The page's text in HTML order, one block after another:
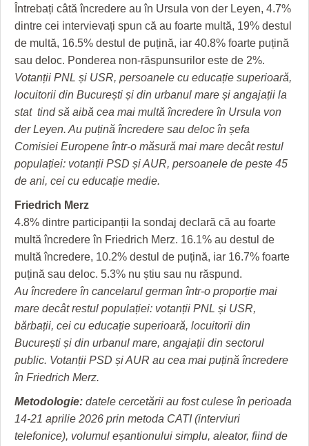
Întrebați câtă încredere au în Ursula von der Leyen, 4.7%
dintre cei intervievați spun că au foarte multă, 19% destul
de multă, 16.5% destul de puțină, iar 40.8% foarte puțină
sau deloc. Ponderea non-răspunsurilor este de 2%.
Votanții PNL și USR, persoanele cu educație superioară,
locuitorii din București și din urbanul mare și angajații la
stat tind să aibă cea mai multă încredere în Ursula von
der Leyen. Au puțină încredere sau deloc în șefa
Comisiei Europene într-o măsură mai mare decât restul
populației: votanții PSD și AUR, persoanele de peste 45
de ani, cei cu educație medie.
Friedrich Merz
4.8% dintre participanții la sondaj declară că au foarte
multă încredere în Friedrich Merz. 16.1% au destul de
multă încredere, 10.2% destul de puțină, iar 16.7% foarte
puțină sau deloc. 5.3% nu știu sau nu răspund.
Au încredere în cancelarul german într-o proporție mai
mare decât restul populației: votanții PNL și USR,
bărbații, cei cu educație superioară, locuitorii din
București și din urbanul mare, angajații din sectorul
public. Votanții PSD și AUR au cea mai puțină încredere
în Friedrich Merz.
Metodologie: datele cercetării au fost culese în perioada
14-21 aprilie 2026 prin metoda CATI (interviuri
telefonice), volumul eșantionului simplu, aleator, fiind de